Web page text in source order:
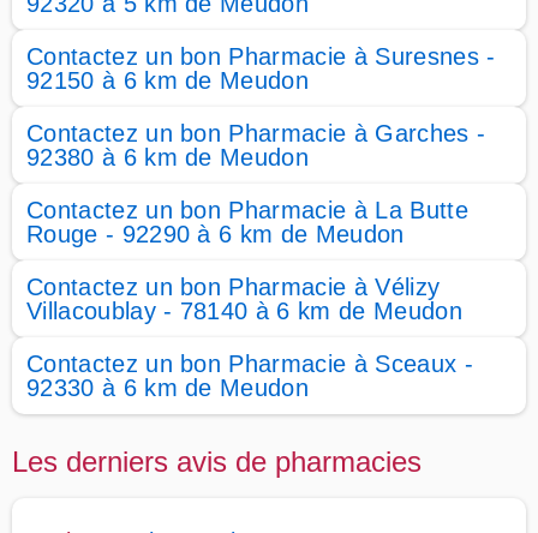
Contactez un bon Pharmacie à Suresnes -
92150 à 6 km de Meudon
Contactez un bon Pharmacie à Garches -
92380 à 6 km de Meudon
Contactez un bon Pharmacie à La Butte
Rouge - 92290 à 6 km de Meudon
Contactez un bon Pharmacie à Vélizy
Villacoublay - 78140 à 6 km de Meudon
Contactez un bon Pharmacie à Sceaux -
92330 à 6 km de Meudon
Les derniers avis de pharmacies